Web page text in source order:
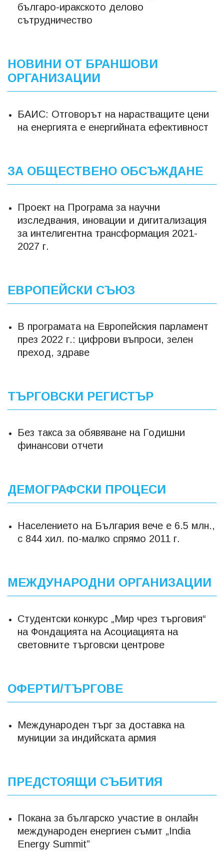
българо-иракското делово
сътрудничество
НОВИНИ ОТ БРАНШОВИ
ОРГАНИЗАЦИИ
БАИС: Отговорът на нарастващите цени
на енергията е енергийната ефективност
ЗА ОБЩЕСТВЕНО ОБСЪЖДАНЕ
Проект на Програма за научни
изследвания, иновации и дигитализация
за интелигентна трансформация 2021-
2027 г.
ЕВРОПЕЙСКИ СЪЮЗ
В програмата на Европейския парламент
през 2022 г.: цифрови въпроси, зелен
преход, здраве
ТЪРГОВСКИ РЕГИСТЪР
Без такса за обявяване на Годишни
финансови отчети
ДЕМОГРАФСКИ ПРОЦЕСИ
Населението на България вече е 6.5 млн.,
с 844 хил. по-малко спрямо 2011 г.
МЕЖДУНАРОДНИ ОРГАНИЗАЦИИ
Студентски конкурс „Мир чрез търговия“
на Фондацията на Асоциацията на
световните търговски центрове
ОФЕРТИ/ТЪРГОВЕ
Международен търг за доставка на
муниции за индийската армия
ПРЕДСТОЯЩИ СЪБИТИЯ
Покана за българско участие в онлайн
международен енергиен съмит „India
Energy Summit”